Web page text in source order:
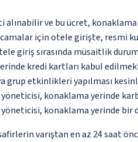
alınabilir ve bu ücret,
için otele girişte, resmi
giriş sırasında müsaitlik
kredi kartları kabul
grup etkinlikleri yapılması
konaklama yerinde
konaklama yerinde
varıştan en az 24 saat